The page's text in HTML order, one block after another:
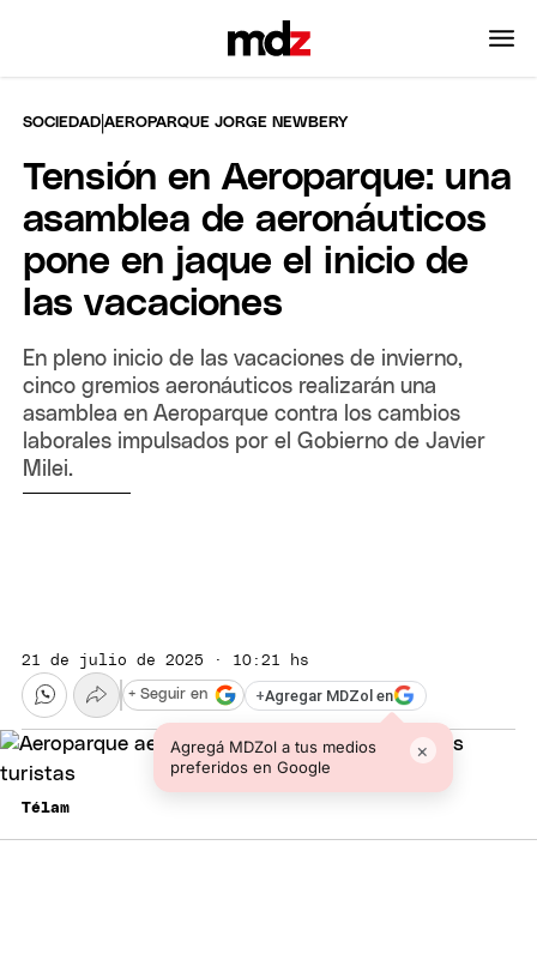
SOCIEDAD |AEROPARQUE JORGE NEWBERY
Tensión en Aeroparque: una
asamblea de aeronáuticos
pone en jaque el inicio de
las vacaciones
En pleno inicio de las vacaciones de invierno,
cinco gremios aeronáuticos realizarán una
asamblea en Aeroparque contra los cambios
laborales impulsados por el Gobierno de Javier
Milei.
21 de julio de 2025 · 10:21 hs
+Agregar MDZol en
Agregá MDZol a tus medios
preferidos en Google
×
+ Seguir en
Télam